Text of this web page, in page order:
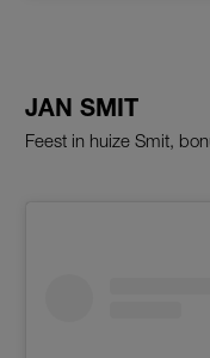
JAN SMIT
Feest in huize Smit,